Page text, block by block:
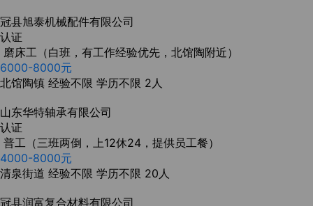
冠县旭泰机械配件有限公司
认证
磨床工（白班，有工作经验优先，北馆陶附近）
6000-8000元
北馆陶镇 经验不限 学历不限 2人
山东华特轴承有限公司
认证
普工（三班两倒，上12休24，提供员工餐）
4000-8000元
清泉街道 经验不限 学历不限 20人
冠县润富复合材料有限公司